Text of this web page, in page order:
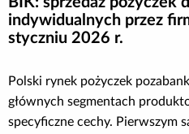
Informacje prasowe
Publikacje BIK
indywidualnych przez
styczniu 2026 r.
Polski rynek pożyczek
głównych segmentach
specyficzne cechy. Pierwszym